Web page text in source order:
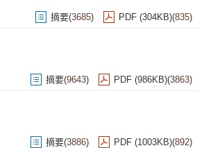
摘要(3685) PDF (304KB)(835)
摘要(9643) PDF (986KB)(3863)
摘要(3886) PDF (1003KB)(892)